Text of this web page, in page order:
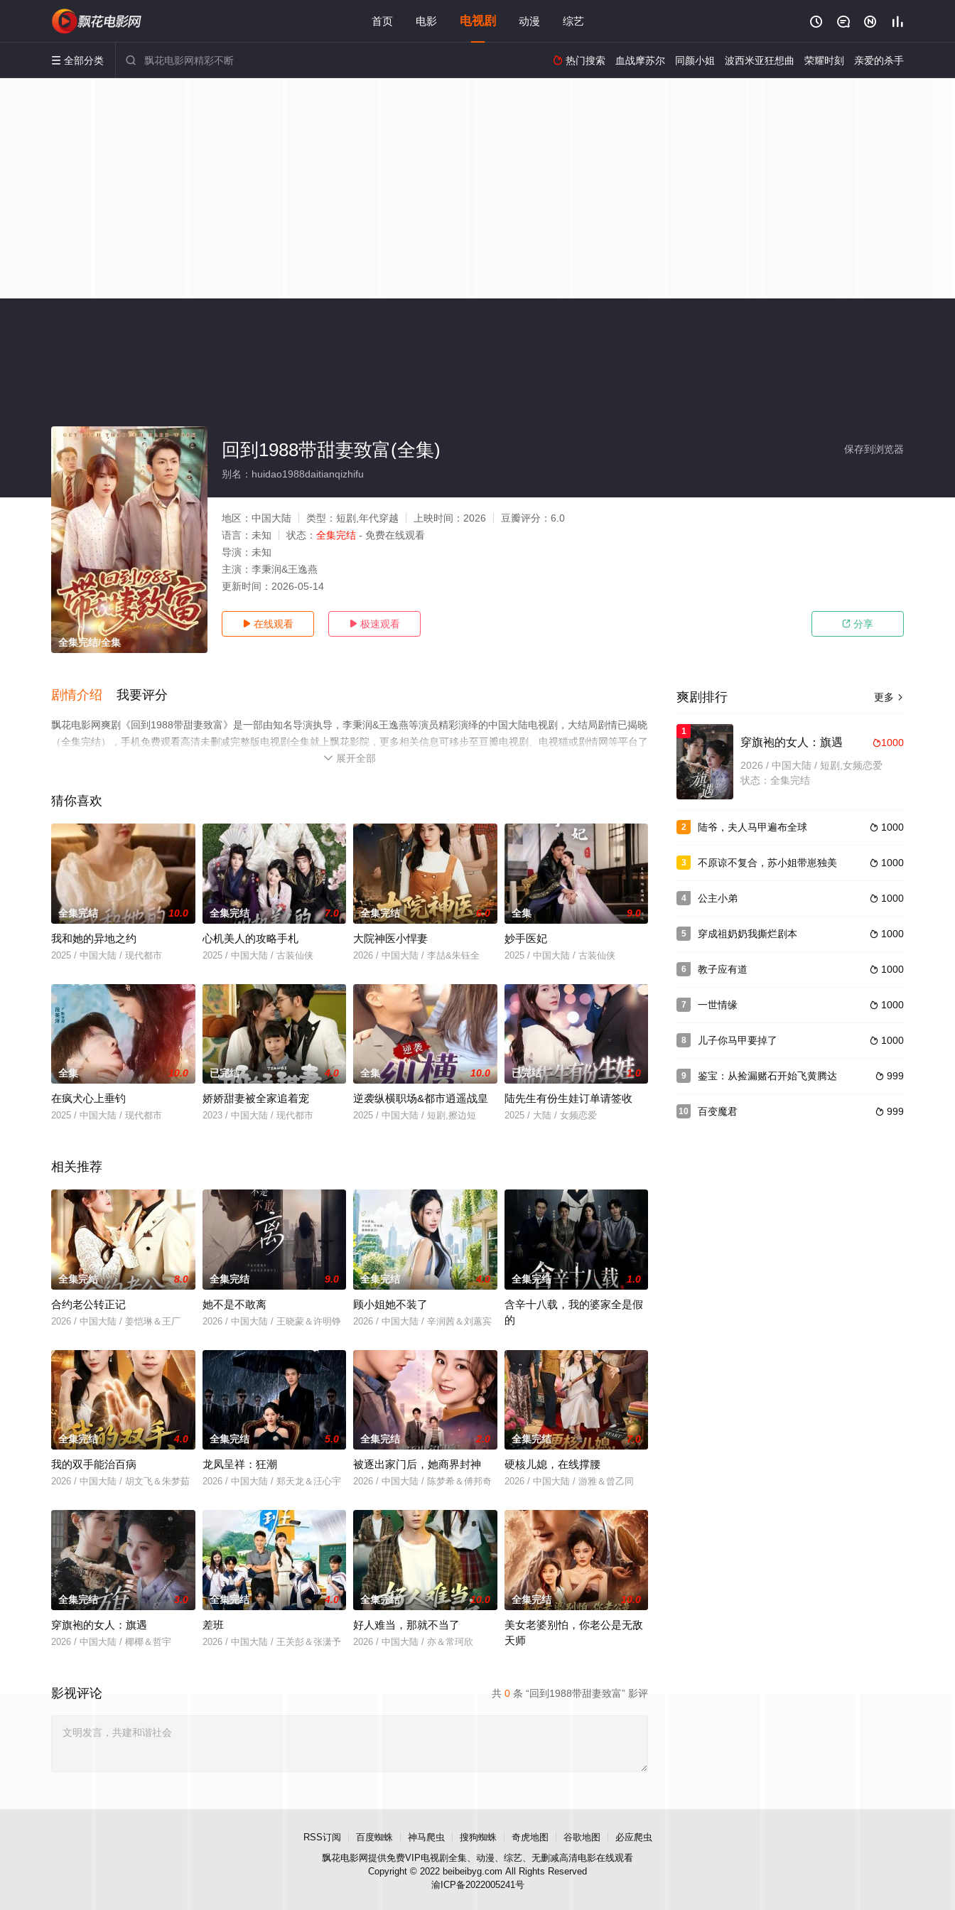
首页 电影 电视剧 动漫 综艺    
 全部分类   热门搜索 血战摩苏尔 同颜小姐 波西米亚狂想曲 荣耀时刻 亲爱的杀手
全集完结/全集
保存到浏览器
回到1988带甜妻致富(全集)
别名：huidao1988daitianqizhifu
地区： 中国大陆 类型： 短剧,年代穿越 上映时间： 2026 豆瓣评分： 6.0
语言： 未知 状态： 全集完结 - 免费在线观看
导演： 未知
主演： 李秉润&王逸燕
更新时间： 2026-05-14
 在线观看  极速观看  分享
剧情介绍 我要评分
飘花电影网爽剧《回到1988带甜妻致富》是一部由知名导演执导，李秉润&王逸燕等演员精彩演绎的中国大陆电视剧，大结局剧情已揭晓
（全集完结），手机免费观看高清未删减完整版电视剧全集就上飘花影院，更多相关信息可移步至豆瓣电视剧、电视猫或剧情网等平台了
 展开全部
猜你喜欢
全集完结 10.0
我和她的异地之约
2025 / 中国大陆 / 现代都市
全集完结 7.0
心机美人的攻略手札
2025 / 中国大陆 / 古装仙侠
全集完结 6.0
大院神医小悍妻
2026 / 中国大陆 / 李喆&朱钰全
全集 9.0
妙手医妃
2025 / 中国大陆 / 古装仙侠
全集 10.0
在疯犬心上垂钓
2025 / 中国大陆 / 现代都市
已完结 4.0
娇娇甜妻被全家追着宠
2023 / 中国大陆 / 现代都市
全集 10.0
逆袭纵横职场&都市逍遥战皇
2025 / 中国大陆 / 短剧,擦边短
已完结 1.0
陆先生有份生娃订单请签收
2025 / 大陆 / 女频恋爱
相关推荐
全集完结 8.0
合约老公转正记
2026 / 中国大陆 / 姜恺琳＆王厂
全集完结 9.0
她不是不敢离
2026 / 中国大陆 / 王晓蒙＆许明铮
全集完结 4.0
顾小姐她不装了
2026 / 中国大陆 / 辛润茜＆刘蕙宾
全集完结 1.0
含辛十八载，我的婆家全是假
的
全集完结 4.0
我的双手能治百病
2026 / 中国大陆 / 胡文飞＆朱梦茹
全集完结 5.0
龙凤呈祥：狂潮
2026 / 中国大陆 / 郑天龙＆汪心宇
全集完结 2.0
被逐出家门后，她商界封神
2026 / 中国大陆 / 陈梦希＆傅邦奇
全集完结 7.0
硬核儿媳，在线撑腰
2026 / 中国大陆 / 游雅＆曾乙同
全集完结 3.0
穿旗袍的女人：旗遇
2026 / 中国大陆 / 椰椰＆哲宇
全集完结 4.0
差班
2026 / 中国大陆 / 王关彭＆张潇予
全集完结 10.0
好人难当，那就不当了
2026 / 中国大陆 / 亦＆常珂欣
全集完结 10.0
美女老婆别怕，你老公是无敌
天师
共 0 条 “回到1988带甜妻致富” 影评
影视评论
更多 
爽剧排行
1
1000
穿旗袍的女人：旗遇
2026 / 中国大陆 / 短剧,女频恋爱
状态：全集完结
2  1000
陆爷，夫人马甲遍布全球
3  1000
不原谅不复合，苏小姐带崽独美
4  1000
公主小弟
5  1000
穿成祖奶奶我撕烂剧本
6  1000
教子应有道
7  1000
一世情缘
8  1000
儿子你马甲要掉了
9  999
鉴宝：从捡漏赌石开始飞黄腾达
10  999
百变魔君
RSS订阅 百度蜘蛛 神马爬虫 搜狗蜘蛛 奇虎地图 谷歌地图
必应爬虫
飘花电影网提供免费VIP电视剧全集、动漫、综艺、无删减高清电影在线观看
Copyright © 2022 beibeibyg.com All Rights Reserved
渝ICP备2022005241号